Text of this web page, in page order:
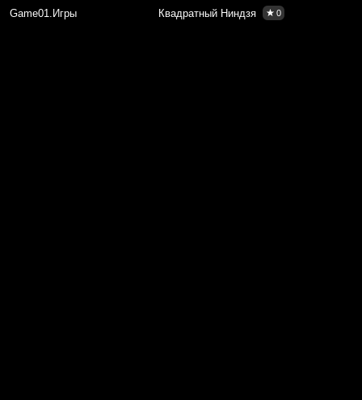
Game01.Игры Квадратный Ниндзя 0